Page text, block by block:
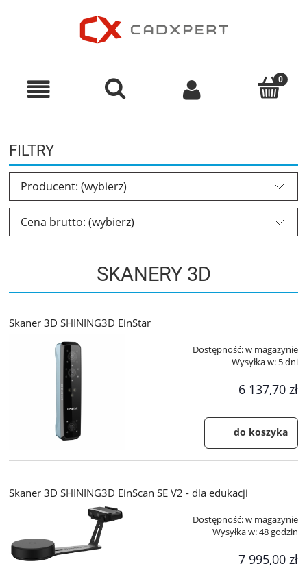
FILTRY
Producent: (wybierz)
Cena brutto: (wybierz)
SKANERY 3D
Skaner 3D SHINING3D EinStar
Dostępność:w magazynie
Wysyłka w: 5 dni
6 137,70 zł
do koszyka
Skaner 3D SHINING3D EinScan SE V2 - dla edukacji
Dostępność:w magazynie
Wysyłka w:48 godzin
7 995,00 zł